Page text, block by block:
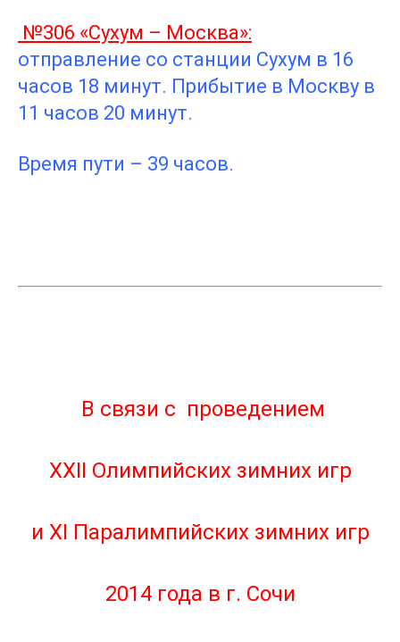
№306 «Сухум – Москва»:
отправление со станции Сухум в 16
часов 18 минут. Прибытие в Москву в
11 часов 20 минут.
Время пути – 39 часов.
В связи с проведением
XXII Олимпийских зимних игр
и XI Паралимпийских зимних игр
2014 года в г. Сочи